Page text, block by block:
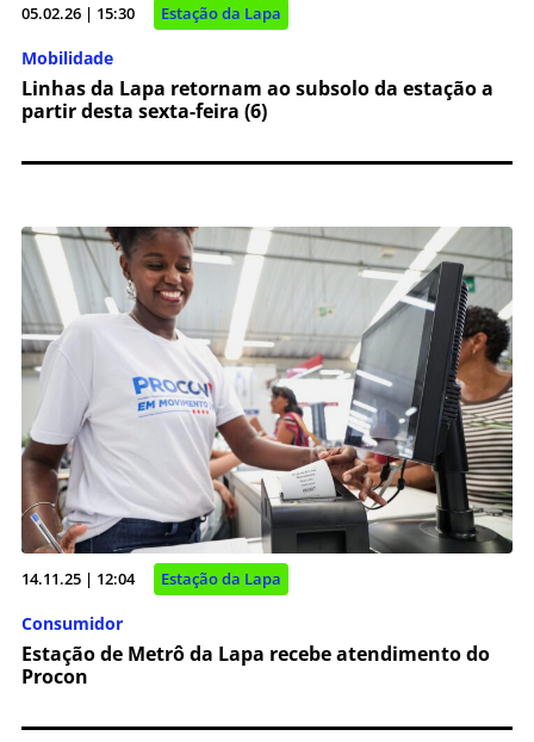
05.02.26 | 15:30 Estação da Lapa
Mobilidade
Linhas da Lapa retornam ao subsolo da estação a
partir desta sexta-feira (6)
14.11.25 | 12:04 Estação da Lapa
Consumidor
Estação de Metrô da Lapa recebe atendimento do
Procon